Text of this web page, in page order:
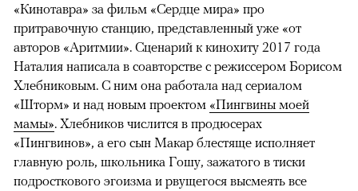
«Кинотавра» за фильм «Сердце мира» про
притравочную станцию, представленный уже «от
авторов «Аритмии». Сценарий к кинохиту 2017 года
Наталия написала в соавторстве с режиссером Борисом
Хлебниковым. С ним она работала над сериалом
«Шторм» и над новым проектом «Пингвины моей
мамы». Хлебников числится в продюсерах
«Пингвинов», а его сын Макар блестяще исполняет
главную роль, школьника Гошу, зажатого в тиски
подросткового эгоизма и рвущегося высмеять все